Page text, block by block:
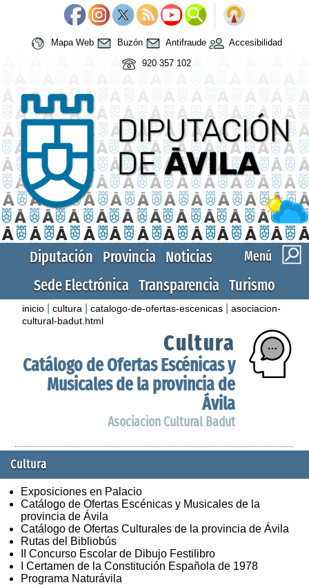
Mapa Web Buzón Antifraude
Accesibilidad
920 357 102
Menú
Diputación Provincia Noticias
Sede Electrónica Transparencia Turismo
inicio |cultura |catalogo-de-ofertas-escenicas |asociacion-
cultural-badut.html
Cultura
Catálogo de Ofertas Escénicas y
Musicales de la provincia de
Ávila
Asociacion Cultural Badut
Cultura
Exposiciones en Palacio
Catálogo de Ofertas Escénicas y Musicales de la
provincia de Ávila
Catálogo de Ofertas Culturales de la provincia de Ávila
Rutas del Bibliobús
II Concurso Escolar de Dibujo Festilibro
I Certamen de la Constitución Española de 1978
Programa Naturávila